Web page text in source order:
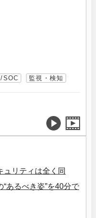
SOC
監視・検知
ュリティは全く同
あるべき姿”を40分で